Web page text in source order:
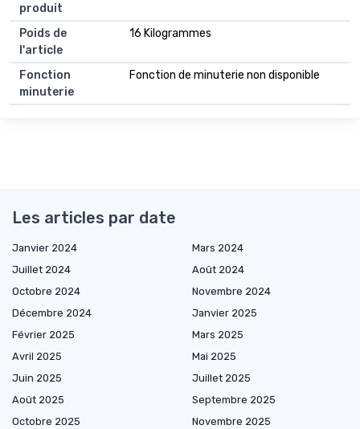
produit
Poids de
l'article
16 Kilogrammes
Fonction
minuterie
Fonction de minuterie non disponible
Les articles par date
Janvier 2024
Mars 2024
Juillet 2024
Août 2024
Octobre 2024
Novembre 2024
Décembre 2024
Janvier 2025
Février 2025
Mars 2025
Avril 2025
Mai 2025
Juin 2025
Juillet 2025
Août 2025
Septembre 2025
Octobre 2025
Novembre 2025